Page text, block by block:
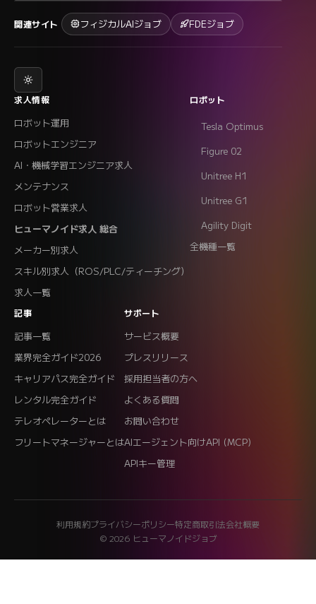
関連サイト フィジカルAIジョブ FDEジョブ
求人情報
ロボット運用
ロボットエンジニア
AI・機械学習エンジニア求人
メンテナンス
ロボット営業求人
ヒューマノイド求人 総合
メーカー別求人
スキル別求人（ROS/PLC/ティーチング）
求人一覧
ロボット
Tesla Optimus
Figure 02
Unitree H1
Unitree G1
Agility Digit
全機種一覧
記事
記事一覧
業界完全ガイド2026
キャリアパス完全ガイド
レンタル完全ガイド
テレオペレーターとは
フリートマネージャーとは
サポート
サービス概要
プレスリリース
採用担当者の方へ
よくある質問
お問い合わせ
AIエージェント向けAPI (MCP)
APIキー管理
利用規約プライバシーポリシー特定商取引法会社概要
© 2026 ヒューマノイドジョブ